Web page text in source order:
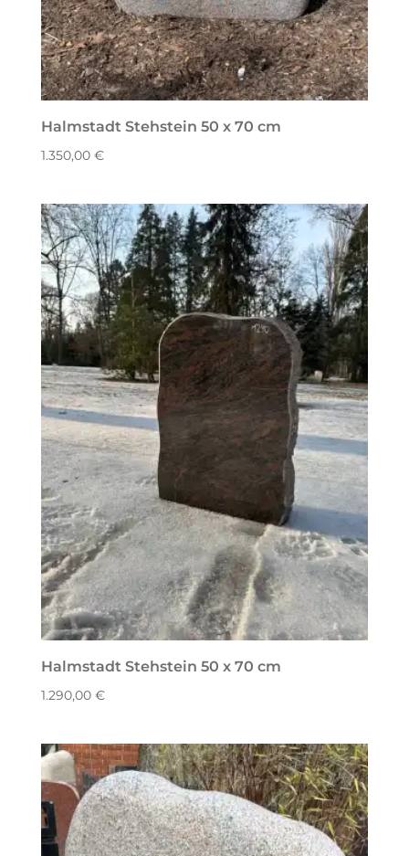
Halmstadt Stehstein 50 x 70 cm
1.350,00 €
Halmstadt Stehstein 50 x 70 cm
1.290,00 €